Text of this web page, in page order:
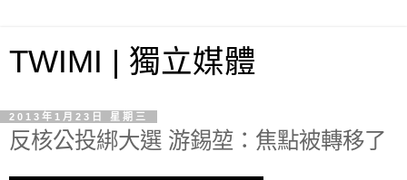
TWIMI | 獨立媒體
2013年1月23日 星期三
反核公投綁大選 游錫堃：焦點被轉移了